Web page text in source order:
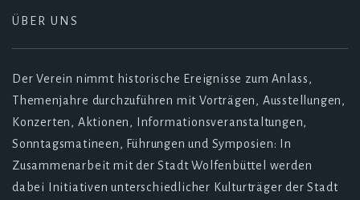
ÜBER UNS
Der Verein nimmt historische Ereignisse zum Anlass,
Themenjahre durchzuführen mit Vorträgen, Ausstellungen,
Konzerten, Aktionen, Informationsveranstaltungen,
Sonntagsmatineen, Führungen und Symposien: In
Zusammenarbeit mit der Stadt Wolfenbüttel werden
dabei Initiativen unterschiedlicher Kulturträger der Stadt